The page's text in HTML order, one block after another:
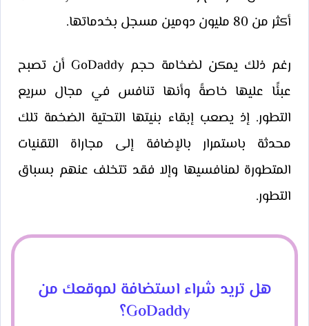
أكثر من 80 مليون دومين مسجل بخدماتها.
رغم ذلك يمكن لضخامة حجم GoDaddy أن تصبح
عبئًا عليها خاصةً وأنها تنافس في مجال سريع
التطور. إذ يصعب إبقاء بنيتها التحتية الضخمة تلك
محدثة باستمرار بالإضافة إلى مجاراة التقنيات
المتطورة لمنافسيها وإلا فقد تتخلف عنهم بسباق
التطور.
هل تريد شراء استضافة لموقعك من
GoDaddy؟